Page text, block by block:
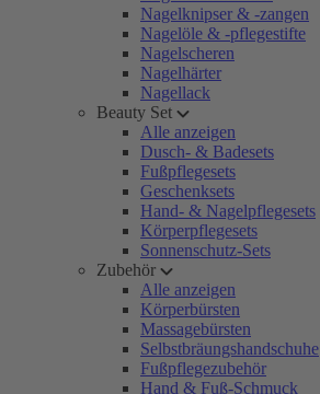
Nagelknipser & -zangen
Nagelöle & -pflegestifte
Nagelscheren
Nagelhärter
Nagellack
Beauty Set
Alle anzeigen
Dusch- & Badesets
Fußpflegesets
Geschenksets
Hand- & Nagelpflegesets
Körperpflegesets
Sonnenschutz-Sets
Zubehör
Alle anzeigen
Körperbürsten
Massagebürsten
Selbstbräungshandschuhe
Fußpflegezubehör
Hand & Fuß-Schmuck